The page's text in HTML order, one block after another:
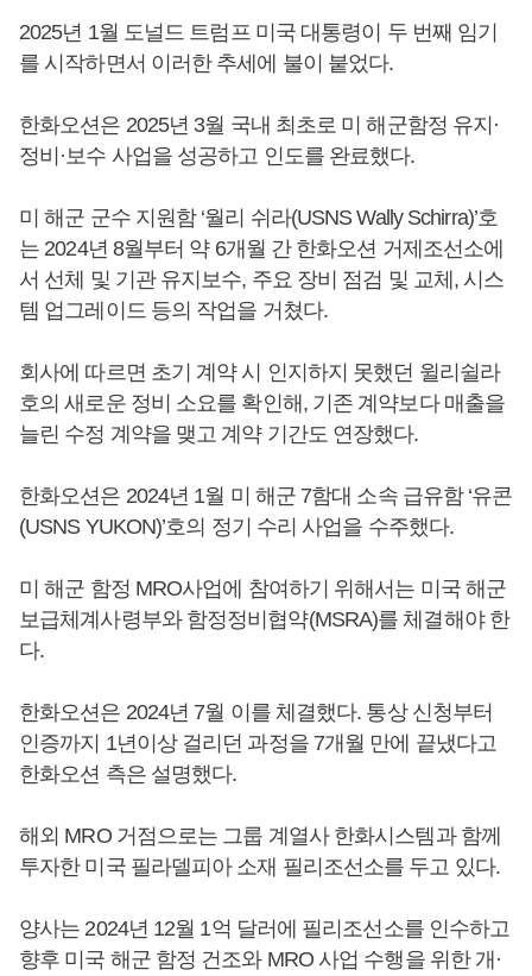
2025년 1월 도널드 트럼프 미국 대통령이 두 번째 임기
를 시작하면서 이러한 추세에 불이 붙었다.
한화오션은 2025년 3월 국내 최초로 미 해군함정 유지·
정비·보수 사업을 성공하고 인도를 완료했다.
미 해군 군수 지원함 ‘월리 쉬라(USNS Wally Schirra)’호
는 2024년 8월부터 약 6개월 간 한화오션 거제조선소에
서 선체 및 기관 유지보수, 주요 장비 점검 및 교체, 시스
템 업그레이드 등의 작업을 거쳤다.
회사에 따르면 초기 계약 시 인지하지 못했던 윌리쉴라
호의 새로운 정비 소요를 확인해, 기존 계약보다 매출을
늘린 수정 계약을 맺고 계약 기간도 연장했다.
한화오션은 2024년 1월 미 해군 7함대 소속 급유함 ‘유콘
(USNS YUKON)’호의 정기 수리 사업을 수주했다.
미 해군 함정 MRO사업에 참여하기 위해서는 미국 해군
보급체계사령부와 함정정비협약(MSRA)를 체결해야 한
다.
한화오션은 2024년 7월 이를 체결했다. 통상 신청부터
인증까지 1년이상 걸리던 과정을 7개월 만에 끝냈다고
한화오션 측은 설명했다.
해외 MRO 거점으로는 그룹 계열사 한화시스템과 함께
투자한 미국 필라델피아 소재 필리조선소를 두고 있다.
양사는 2024년 12월 1억 달러에 필리조선소를 인수하고
향후 미국 해군 함정 건조와 MRO 사업 수행을 위한 개·